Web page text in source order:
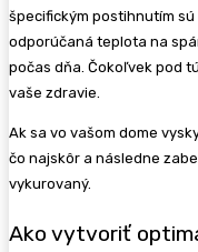
špecifickým postihnutím
odporúčaná teplota na
počas dňa. Čokoľvek pod
vaše zdravie.
Ak sa vo vašom dome
čo najskôr a následne
vykurovaný.
Ako vytvoriť